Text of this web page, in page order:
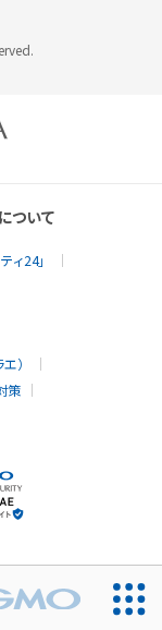
ついて
ィ24」
）
策